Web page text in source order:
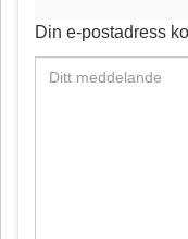
k
s
t
Din e-postadress